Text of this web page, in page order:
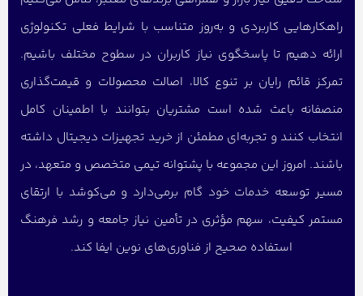
راهکارهایی کاربردی و به‌روز متناسب با شرایط فعلی تکنولوژی
ارائه دهیم تا پاسخگوی نیاز کاربران در سطوح مختلف باشیم.
تمرکز قائم رایان بر تنوع کالا، اصالت محصولات و قیمت‌گذاری
منصفانه باعث شده است مشتریان بتوانند با اطمینان کامل
انتخاب کنند و تجربه‌ای مطمئن از خرید تجهیزات دیجیتال داشته
باشند. امروز این مجموعه با پشتوانه تیمی متخصص و متعهد، در
مسیر توسعه خدمات خود گام برمی‌دارد و می‌کوشد با ارتقای
مستمر کیفیت، سهم مؤثری در تأمین نیاز جامعه و رشد فرهنگ
استفاده صحیح از فناوری‌های نوین ایفا کند.